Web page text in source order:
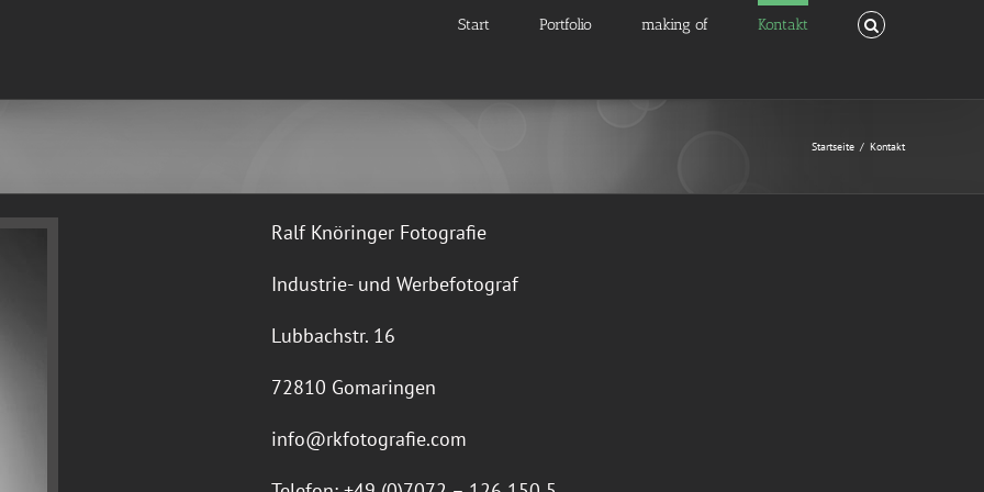
Start Portfolio making of Kontakt
Startseite / Kontakt
Ralf Knöringer Fotografie
Industrie- und Werbefotograf
Lubbachstr. 16
72810 Gomaringen
info@rkfotografie.com